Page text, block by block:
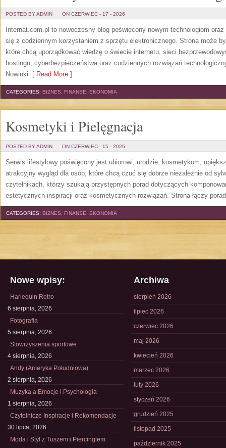
POSTED BY ADMIN ON CZERWIEC - 17 - 2026
Internat.com.pl to nowoczesny blog poświęcony nowym technologiom
się z codziennym korzystaniem z sprzętu elektronicznego. Strona może
które chcą uporządkować wiedzę o świecie internetu, sieci
hostingu, cyberbezpieczeństwa oraz codziennych rozwiązań
Nowinki [ Read More ]
CATEGORIES: BIZNES, FINANSE, EKONOMIA
Kosmetyki i Pielęgnacja
POSTED BY ADMIN ON CZERWIEC - 15 - 2026
Serwis lifestylowy poświęcony jest ubiorowi, urodzie, kosmetykom,
atrakcyjny wygląd dla osób, które chcą czuć się dobrze niezależnie od
czytelnikach, którzy szukają przystępnych porad dotyczących
estetycznych inspiracji oraz kosmetycznych rozwiązań. Strona łączy
CATEGORIES: BIZNES, FINANSE, EKONOMIA
Nowe wpisy:
Harlequin Retro
6 sierpnia, 2026
Fotografia
5 sierpnia, 2026
Stowrzyszenia sportowe
4 sierpnia, 2026
Andy (Ameryka Południowa)
2 sierpnia, 2026
Muzyka a Emocje i Psychologia
1 sierpnia, 2026
Czytelnicze Inspiracje i Rekomendacje
30 lipca, 2026
Moda i Styl z Tuszem i Piercingiem
Archiwa
sierpień 2026
lipiec 2026
czerwiec 2026
maj 2026
kwiecień 2026
marzec 2026
luty 2026
styczeń 2026
grudzień 2025
listopad 2025
październik 2025